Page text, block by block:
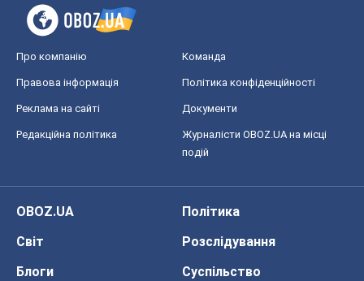
Про компанію Команда
Правова інформація Політика конфіденційності
Реклама на сайті Документи
Редакційна політика
Журналісти OBOZ.UA на місці
подій
OBOZ.UA
Політика
Світ
Розслідування
Блоги
Суспільство